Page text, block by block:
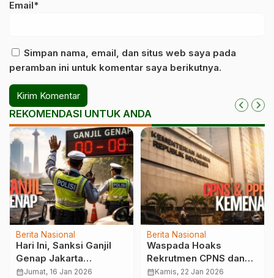
Email*
Simpan nama, email, dan situs web saya pada
peramban ini untuk komentar saya berikutnya.
REKOMENDASI UNTUK ANDA
Berita Nasional
Hari Ini, Sanksi Ganjil
Genap Jakarta
Dihentikan
calendar_monthJumat, 16 Jan 2026
Berita Nasional
Waspada Hoaks
Rekrutmen CPNS dan
PPPK Kemenag
calendar_monthKamis, 22 Jan 2026